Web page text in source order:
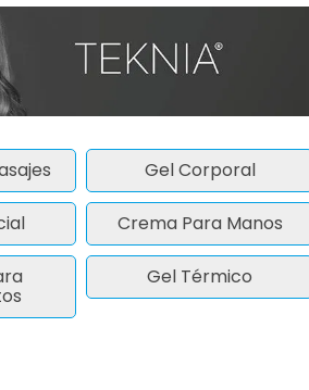
Gel Corporal
Crema Para Manos
Gel Térmico